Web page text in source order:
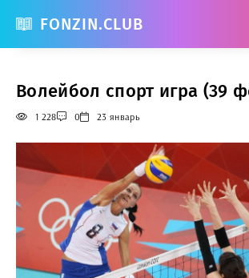
FONZIN.CLUB
Волейбол спорт игра (39
1 228 0 23 январь